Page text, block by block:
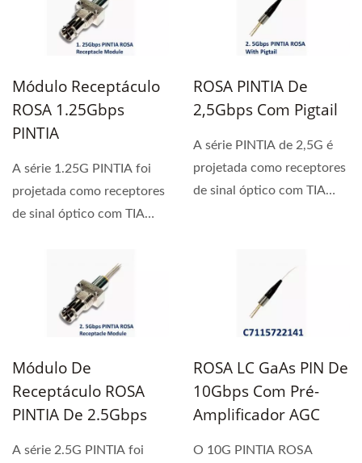
Módulo Receptáculo
ROSA 1.25Gbps
PINTIA
A série 1.25G PINTIA foi
projetada como receptores
de sinal óptico com TIA
ROSA PINTIA De
2,5Gbps Com Pigtail
A série PINTIA de 2,5G é
projetada como receptores
de sinal óptico com TIA
Módulo De
Receptáculo ROSA
PINTIA De 2.5Gbps
A série 2.5G PINTIA foi
ROSA LC GaAs PIN De
10Gbps Com Pré-
Amplificador AGC
O 10G PINTIA ROSA